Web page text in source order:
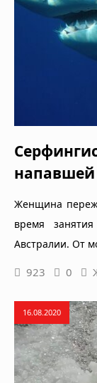
напавшей
Женщина
время
Австралии. От
923 0
16.08.2020